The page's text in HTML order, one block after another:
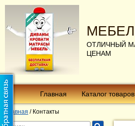
ОТЛИЧНЫЙ
ЦЕНАМ
Главная Каталог товаров
Главная / Контакты